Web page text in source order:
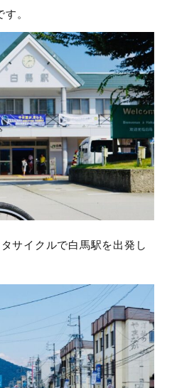
。
サイクルで白馬駅を出発し